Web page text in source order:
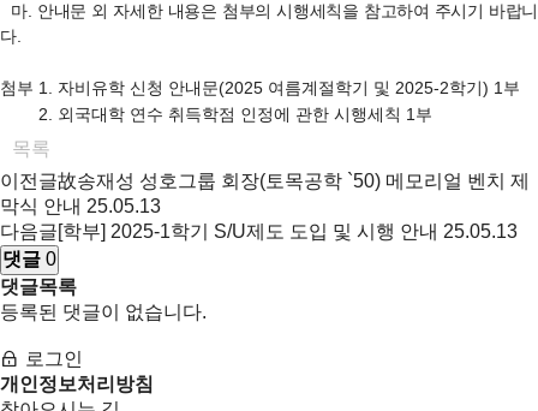
마. 안내문 외 자세한 내용은 첨부의 시행세칙을 참고하여 주시기 바랍니
다.
첨부 1. 자비유학 신청 안내문(2025 여름계절학기 및 2025-2학기) 1부
2. 외국대학 연수 취득학점 인정에 관한 시행세칙 1부
목록
이전글故송재성 성호그룹 회장(토목공학 `50) 메모리얼 벤치 제
막식 안내 25.05.13
다음글[학부] 2025-1학기 S/U제도 도입 및 시행 안내 25.05.13
댓글 0
댓글목록
등록된 댓글이 없습니다.
로그인
개인정보처리방침